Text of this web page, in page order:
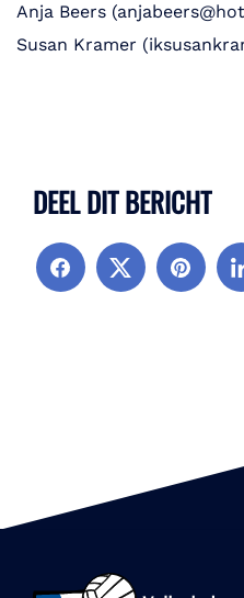
Anja Beers
Susan Kramer
DEEL DIT BERICHT